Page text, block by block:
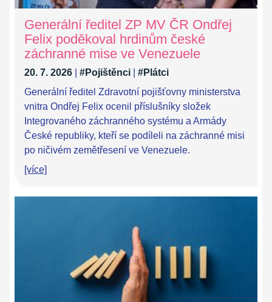
Generální ředitel ZP MV ČR Ondřej
Felix poděkoval hrdinům české
záchranné mise ve Venezuele
20. 7. 2026 #Pojištěnci
#Plátci
Generální ředitel Zdravotní pojišťovny ministerstva
vnitra Ondřej Felix ocenil příslušníky složek
Integrovaného záchranného systému a Armády
České republiky, kteří se podíleli na záchranné misi
po ničivém zemětřesení ve Venezuele.
[více]